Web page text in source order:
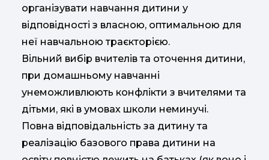
організувати навчання дитини у
відповідності з власною, оптимальною для
неї навчальною траєкторією.
Вільний вибір вчителів та оточення дитини,
при домашньому навчанні
унеможливлюють конфлікти з вчителями та
дітьми, які в умовах школи неминучі.
Повна відповідальність за дитину та
реалізацію базового права дитини на